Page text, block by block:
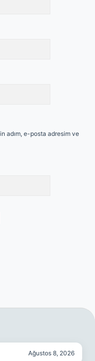
adım, e-posta adresim ve
Ağustos 8, 2026